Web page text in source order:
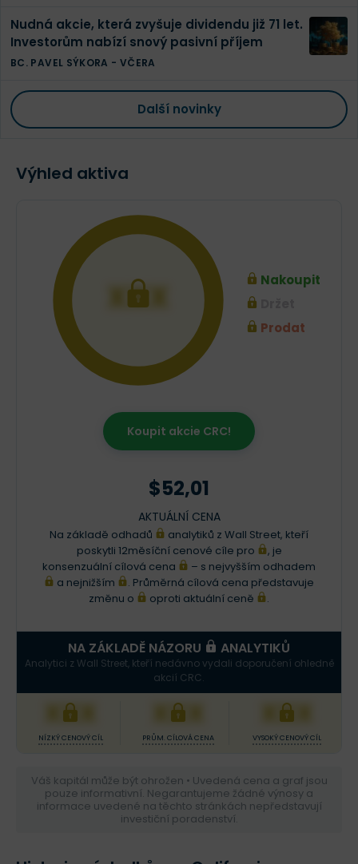
Nudná akcie, která zvyšuje dividendu již 71 let.
Investorům nabízí snový pasivní příjem
BC. PAVEL SÝKORA - VČERA
Další novinky
Výhled aktiva
XXX
Nakoupit
Prodat
Koupit akcie CRC!
$52,01
AKTUÁLNÍ CENA
Na základě odhadů
analytiků z Wall Street, kteří
poskytli 12měsíční cenové cíle pro
, je
konsenzuální cílová cena
– s nejvyšším odhadem
a nejnižším
. Průměrná cílová cena představuje
změnu o
oproti aktuální ceně .
NA ZÁKLADĚ NÁZORU ANALYTIKŮ
Analytici z Wall Street, kteří nedávno vydali doporučení ohledně
akcií CRC.
XXX
NÍZKÝ CENOVÝ CÍL
XXX
PRŮM. CÍLOVÁ CENA
XXX
VYSOKÝ CENOVÝ CÍL
Váš kapitál může být ohrožen • Uvedená cena a graf jsou
pouze informativní. Negarantujeme žádné výnosy a
informace uvedené na těchto stránkách nepředstavují
investiční poradenství.